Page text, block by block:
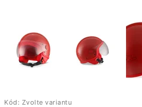
Kód: Zvolte variantu